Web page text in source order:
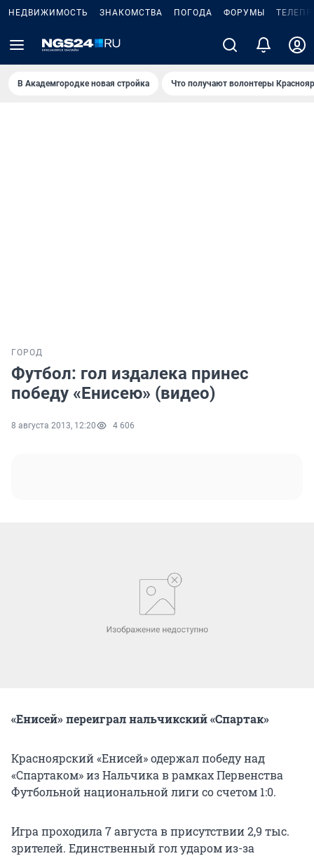
НЕДВИЖИМОСТЬ ЗНАКОМСТВА ПОГОДА ФОРУМЫ
В Академгородке новая стройка Что получают волонтеры
ГОРОД
Футбол: гол издалека принес
победу «Енисею» (видео)
8 августа 2013, 12:20 4 606
«Енисей» переиграл нальчикский «Спартак»
Красноярский «Енисей» одержал победу над
«Спартаком» из Нальчика в рамках Первенства
Футбольной национальной лиги со счетом 1:0.
Игра проходила 7 августа в присутствии 2,9 тыс.
зрителей. Единственный гол ударом из-за